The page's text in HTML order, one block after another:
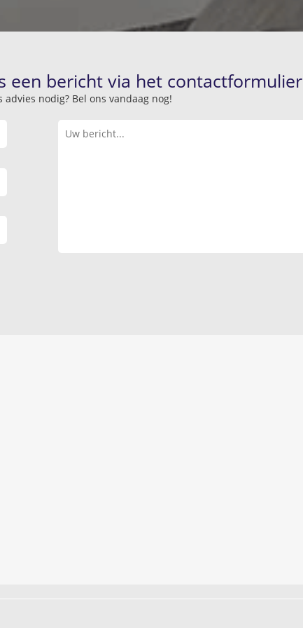
een bericht via het
advies nodig? Bel ons vandaag nog!